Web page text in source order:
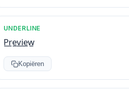
UNDERLINE
P̲r̲e̲v̲i̲e̲w̲
Kopiëren